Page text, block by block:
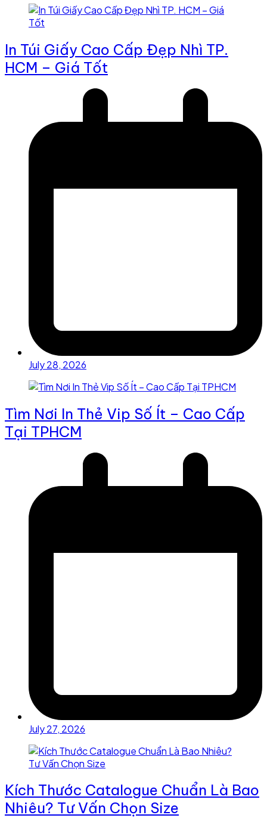
In Túi Giấy Cao Cấp Đẹp Nhì TP.
HCM – Giá Tốt
July 28, 2026
Tìm Nơi In Thẻ Vip Số Ít – Cao Cấp
Tại TPHCM
July 27, 2026
Kích Thước Catalogue Chuẩn Là Bao
Nhiêu? Tư Vấn Chọn Size